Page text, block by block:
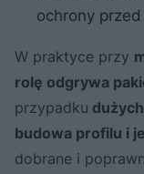
ochrony przed
W praktyce przy
rolę odgrywa
przypadku
budowa profilu i
dobrane i